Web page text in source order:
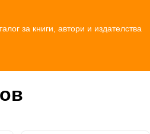
за книги, автори и издателства